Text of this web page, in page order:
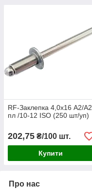
RF-Заклепка 4,0х16 А2/А2
пл /10-12 ISO (250 шт/уп)
202,75 ₴/100 шт.
Купити
Про нас